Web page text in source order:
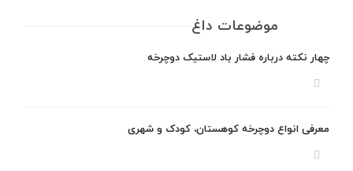
موضوعات داغ
چهار نکته درباره فشار باد لاستیک دوچرخه
معرفی انواع دوچرخه کوهستان، کودک و شهری